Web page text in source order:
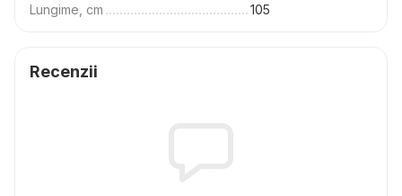
Lungime, cm 105
Recenzii